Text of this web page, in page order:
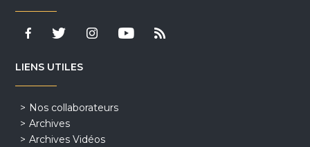
LIENS UTILES
Nos collaborateurs
Archives
Archives Vidéos